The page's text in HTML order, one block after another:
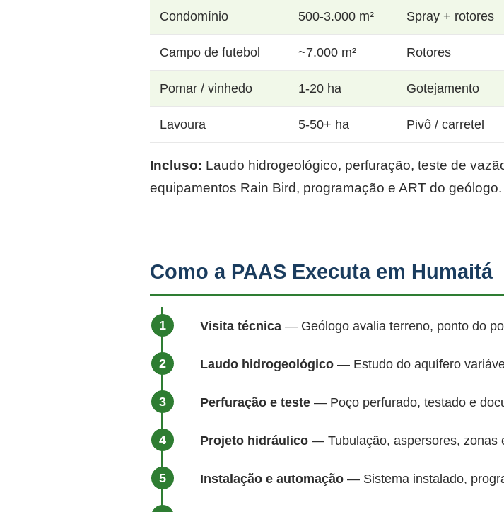
Condomínio 500-3.000 m² Spray + rotores
Campo de futebol ~7.000 m² Rotores
Pomar / vinhedo 1-20 ha Gotejamento
Lavoura 5-50+ ha Pivô / carretel
Incluso: Laudo hidrogeológico, perfuração, teste de
equipamentos Rain Bird, programação e ART do geólogo.
Como a PAAS Executa em Humaitá
Visita técnica — Geólogo avalia terreno, ponto do
Laudo hidrogeológico — Estudo do aquífero
Perfuração e teste — Poço perfurado, testado e
Projeto hidráulico — Tubulação, aspersores, zonas
Instalação e automação — Sistema instalado,